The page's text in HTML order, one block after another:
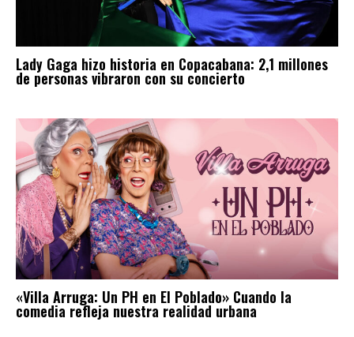
Lady Gaga hizo historia en Copacabana: 2,1 millones
de personas vibraron con su concierto
«Villa Arruga: Un PH en El Poblado» Cuando la
comedia refleja nuestra realidad urbana